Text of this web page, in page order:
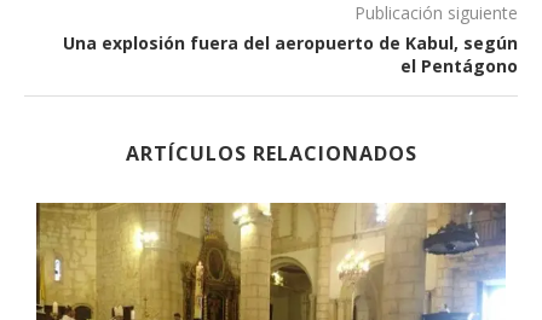
Publicación siguiente
Una explosión fuera del aeropuerto de Kabul, según
el Pentágono
ARTÍCULOS RELACIONADOS